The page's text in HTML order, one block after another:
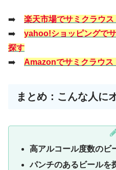
➡️ 楽天市場でサミクラウ
➡️ yahoo!ショッピングで
探す
➡️ Amazonでサミクラウス
まとめ：こんな人に
高アルコール度数のビ
パンチのあるビールを